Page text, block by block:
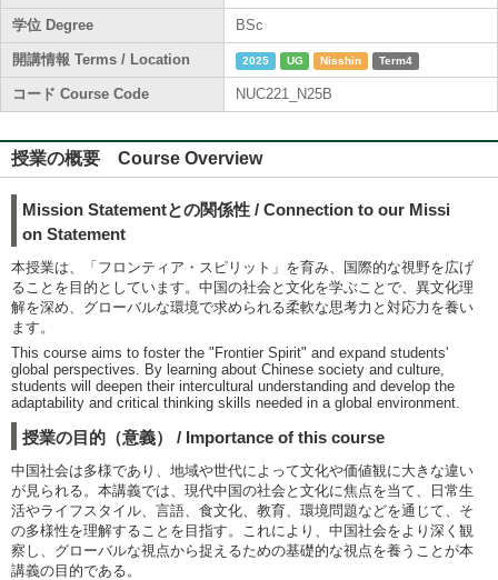
学位 Degree BSc
開講情報 Terms / Location 2025 UG Nisshin Term4
コード Course Code NUC221_N25B
授業の概要 Course Overview
Mission Statementとの関係性 / Connection to our Missi
on Statement
本授業は、「フロンティア・スピリット」を育み、国際的な視野を広げ
ることを目的としています。中国の社会と文化を学ぶことで、異文化理
解を深め、グローバルな環境で求められる柔軟な思考力と対応力を養い
ます。
This course aims to foster the "Frontier Spirit" and expand students'
global perspectives. By learning about Chinese society and culture,
students will deepen their intercultural understanding and develop the
adaptability and critical thinking skills needed in a global environment.
授業の目的（意義） / Importance of this course
中国社会は多様であり、地域や世代によって文化や価値観に大きな違い
が見られる。本講義では、現代中国の社会と文化に焦点を当て、日常生
活やライフスタイル、言語、食文化、教育、環境問題などを通じて、そ
の多様性を理解することを目指す。これにより、中国社会をより深く観
察し、グローバルな視点から捉えるための基礎的な視点を養うことが本
講義の目的である。